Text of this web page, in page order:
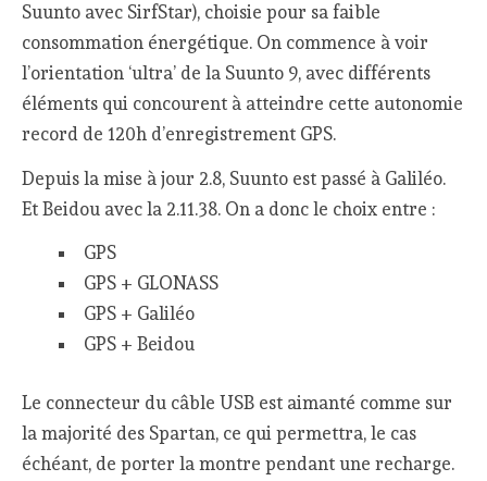
Suunto avec SirfStar), choisie pour sa faible
consommation énergétique. On commence à voir
l’orientation ‘ultra’ de la Suunto 9, avec différents
éléments qui concourent à atteindre cette autonomie
record de 120h d’enregistrement GPS.
Depuis la mise à jour 2.8, Suunto est passé à Galiléo.
Et Beidou avec la 2.11.38. On a donc le choix entre :
GPS
GPS + GLONASS
GPS + Galiléo
GPS + Beidou
Le connecteur du câble USB est aimanté comme sur
la majorité des Spartan, ce qui permettra, le cas
échéant, de porter la montre pendant une recharge.